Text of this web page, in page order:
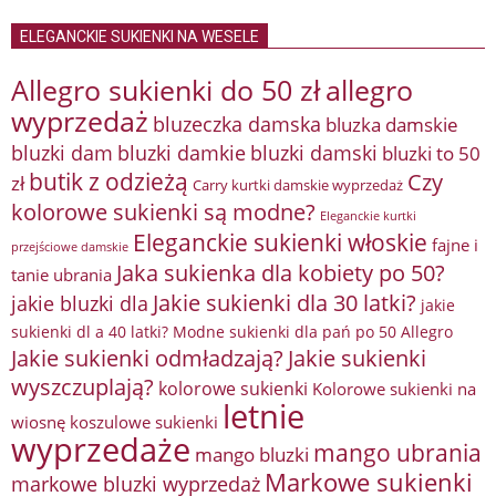
ELEGANCKIE SUKIENKI NA WESELE
Allegro sukienki do 50 złallegro
wyprzedaż bluzeczka damska bluzka damskie
bluzki dam bluzki damkie bluzki damski bluzki to 50
zł butik z odzieżą Carry kurtki damskie wyprzedaż Czy
kolorowe sukienki są modne? Eleganckie kurtki
przejściowe damskie Eleganckie sukienki włoskie fajne i
tanie ubrania Jaka sukienka dla kobiety po 50?
jakie bluzki dla Jakie sukienki dla 30 latki? jakie
sukienki dl a 40 latki? Modne sukienki dla pań po 50 Allegro
Jakie sukienki odmładzają? Jakie sukienki
wyszczuplają? kolorowe sukienki Kolorowe sukienki na
wiosnę koszulowe sukienki letnie
wyprzedaże mango bluzki mango ubrania
markowe bluzki wyprzedaż Markowe sukienki